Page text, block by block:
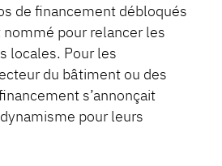
de financement débloqués
pour relancer les
locales. Pour les
du bâtiment ou des
s’annonçait
pour leurs